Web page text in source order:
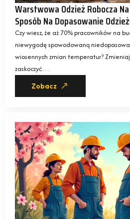
Warstwowa Odzież Robocza
Sposób Na Dopasowanie
Czy wiesz, że aż 70% pracowników na
niewygodę spowodowaną
wiosennych zmian temperatur?
zaskoczyć…
Zobacz